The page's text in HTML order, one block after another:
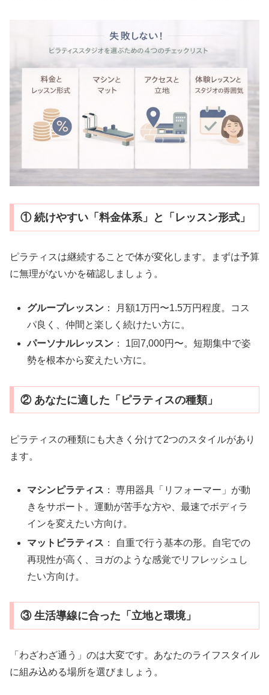
① 続けやすい「料金体系」と「レッスン形式」
ピラティスは継続することで体が変化します。まずは予算
に無理がないかを確認しましょう。
グループレッスン ： 月額1万円〜1.5万円程度。コス
パ良く、仲間と楽しく続けたい方に。
パーソナルレッスン ： 1回7,000円〜。短期集中で姿
勢を根本から変えたい方に。
② あなたに適した「ピラティスの種類」
ピラティスの種類にも大きく分けて2つのスタイルがあり
ます。
マシンピラティス ： 専用器具「リフォーマー」が動
きをサポート。運動が苦手な方や、最速でボディラ
インを変えたい方向け。
マットピラティス ： 自重で行う基本の形。自宅での
再現性が高く、ヨガのような感覚でリフレッシュし
たい方向け。
③ 生活導線に合った「立地と環境」
「わざわざ通う」のは大変です。あなたのライフスタイル
に組み込める場所を選びましょう。